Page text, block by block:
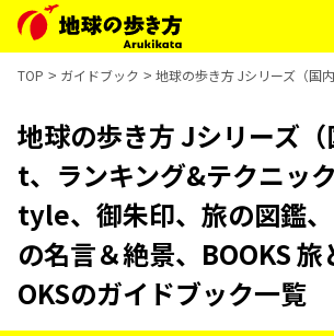
TOP ガイドブック 地球の歩き方 Jシリーズ（国
地球の歩き方 Jシリーズ
t、ランキング&テクニッ
tyle、御朱印、旅の図鑑
の名言＆絶景、BOOKS
OKSのガイドブック一覧